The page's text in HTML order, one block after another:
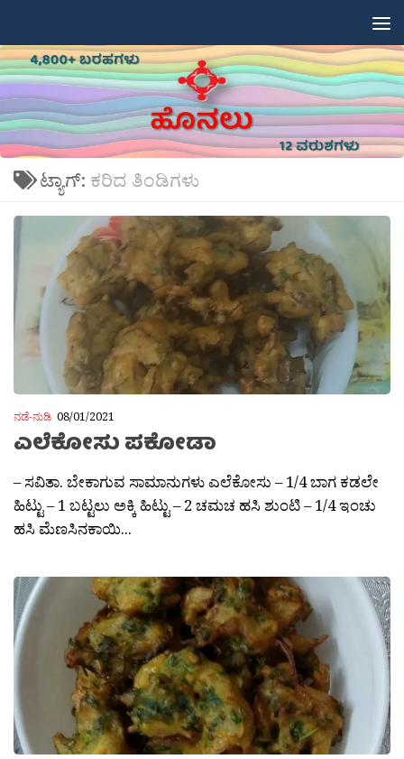
ಟ್ಯಾಗ್: ಕರಿದ ತಿಂಡಿಗಳು
ನಡೆ-ನುಡಿ 08/01/2021
ಎಲೆಕೋಸು ಪಕೋಡಾ
– ಸವಿತಾ. ಬೇಕಾಗುವ ಸಾಮಾನುಗಳು ಎಲೆಕೋಸು – 1/4 ಬಾಗ ಕಡಲೇ
ಹಿಟ್ಟು – 1 ಬಟ್ಟಲು ಅಕ್ಕಿ ಹಿಟ್ಟು – 2 ಚಮಚ ಹಸಿ ಶುಂಟಿ – 1/4 ಇಂಚು
ಹಸಿ ಮೆಣಸಿನಕಾಯಿ...